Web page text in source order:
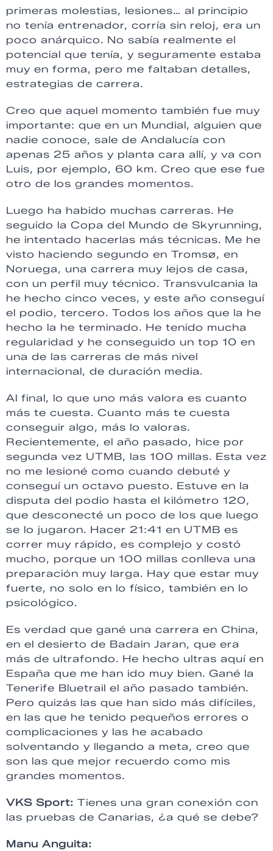
primeras molestias, lesiones… al principio
no tenía entrenador, corría sin reloj, era un
poco anárquico. No sabía realmente el
potencial que tenía, y seguramente estaba
muy en forma, pero me faltaban detalles,
estrategias de carrera.
Creo que aquel momento también fue muy
importante: que en un Mundial, alguien que
nadie conoce, sale de Andalucía con
apenas 25 años y planta cara allí, y va con
Luis, por ejemplo, 60 km. Creo que ese fue
otro de los grandes momentos.
Luego ha habido muchas carreras. He
seguido la Copa del Mundo de Skyrunning,
he intentado hacerlas más técnicas. Me he
visto haciendo segundo en Tromsø, en
Noruega, una carrera muy lejos de casa,
con un perfil muy técnico. Transvulcania la
he hecho cinco veces, y este año conseguí
el podio, tercero. Todos los años que la he
hecho la he terminado. He tenido mucha
regularidad y he conseguido un top 10 en
una de las carreras de más nivel
internacional, de duración media.
Al final, lo que uno más valora es cuanto
más te cuesta. Cuanto más te cuesta
conseguir algo, más lo valoras.
Recientemente, el año pasado, hice por
segunda vez UTMB, las 100 millas. Esta vez
no me lesioné como cuando debuté y
conseguí un octavo puesto. Estuve en la
disputa del podio hasta el kilómetro 120,
que desconecté un poco de los que luego
se lo jugaron. Hacer 21:41 en UTMB es
correr muy rápido, es complejo y costó
mucho, porque un 100 millas conlleva una
preparación muy larga. Hay que estar muy
fuerte, no solo en lo físico, también en lo
psicológico.
Es verdad que gané una carrera en China,
en el desierto de Badain Jaran, que era
más de ultrafondo. He hecho ultras aquí en
España que me han ido muy bien. Gané la
Tenerife Bluetrail el año pasado también.
Pero quizás las que han sido más difíciles,
en las que he tenido pequeños errores o
complicaciones y las he acabado
solventando y llegando a meta, creo que
son las que mejor recuerdo como mis
grandes momentos.
VKS Sport: Tienes una gran conexión con
las pruebas de Canarias, ¿a qué se debe?
Manu Anguita: